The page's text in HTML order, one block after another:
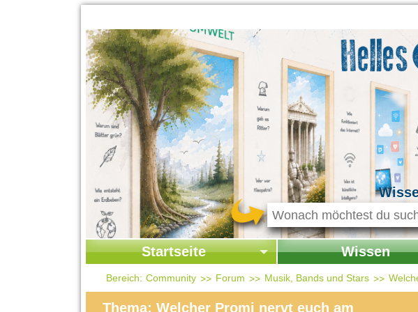
Startseite
Startseite
Kontakt
Wissen
Startseite Wissen
Geschichte & Kultur
Bereich: Community Forum Musik, Bands und Stars
Thema: Welcher Promi nervt euch am